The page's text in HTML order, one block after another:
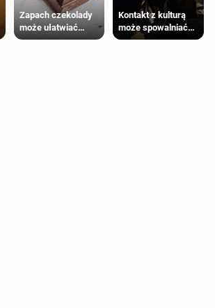
Zapach czekolady
może ułatwiać
trening siłowy
Kontakt z kulturą
może spowalniać
starzenie